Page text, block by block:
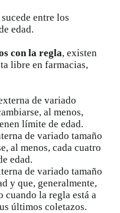
entre los
edad.
con la regla, existen
libre en farmacias,
de variado
al menos,
límite de edad.
de variado tamaño
al menos, cada cuatro
edad.
de variado tamaño
y que, generalmente,
cuando la regla está a
últimos coletazos.